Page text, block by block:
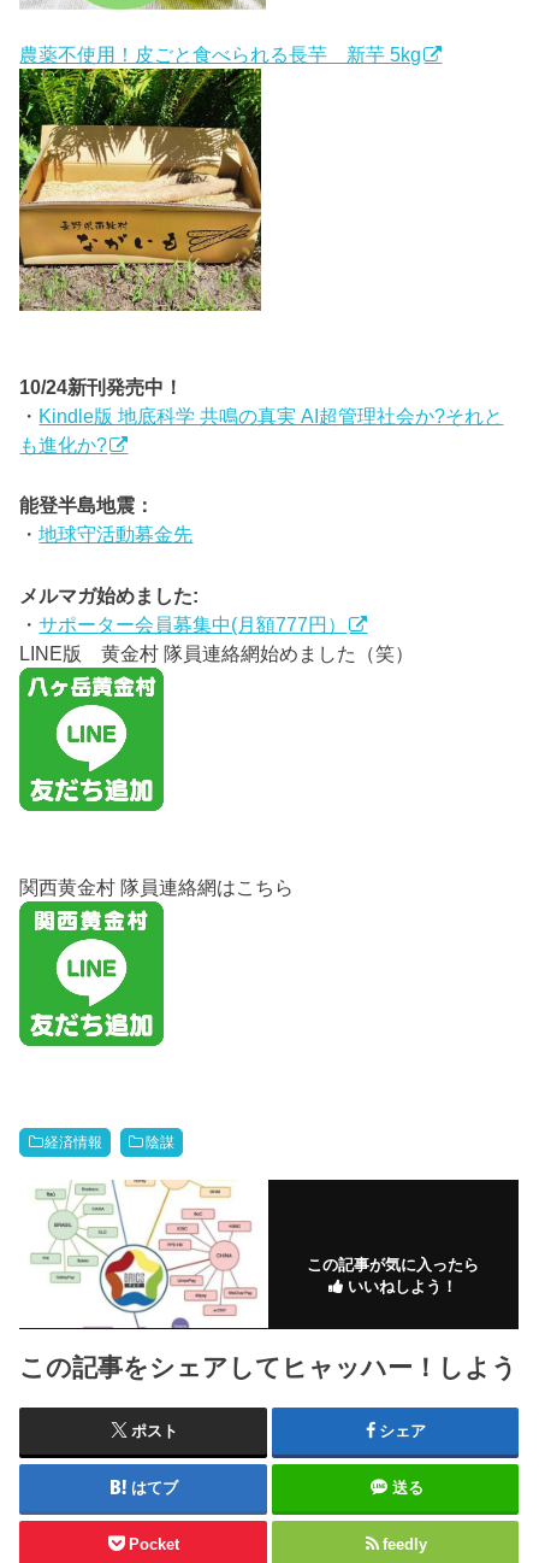
農薬不使用！皮ごと食べられる長芋 新芋 5kg
10/24新刊発売中！
・ Kindle版 地底科学 共鳴の真実 AI超管理社会か?それと
も進化か?
能登半島地震：
・地球守活動募金先
メルマガ始めました:
・サポーター会員募集中(月額777円）
LINE版 黄金村 隊員連絡網始めました（笑）
関西黄金村 隊員連絡網はこちら
経済情報 陰謀
この記事が気に入ったら
いいねしよう！
この記事をシェアしてヒャッハー！しよう
ポスト シェア
はてブ 送る
Pocket feedly